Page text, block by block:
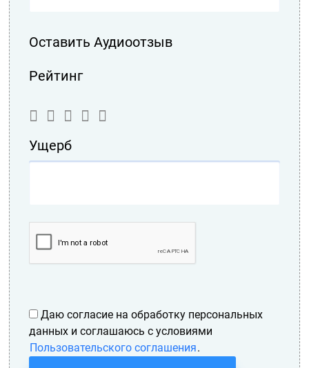
Оставить Аудиоотзыв
Рейтинг
Ущерб
Даю согласие на обработку персональных
данных и соглашаюсь с условиями
Пользовательского соглашения.